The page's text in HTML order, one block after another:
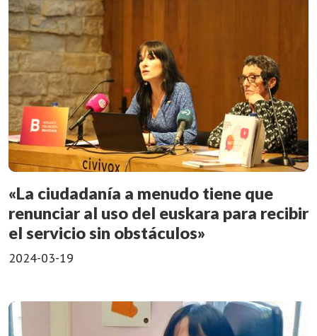
«La ciudadanía a menudo tiene que
renunciar al uso del euskara para recibir
el servicio sin obstáculos»
2024-03-19